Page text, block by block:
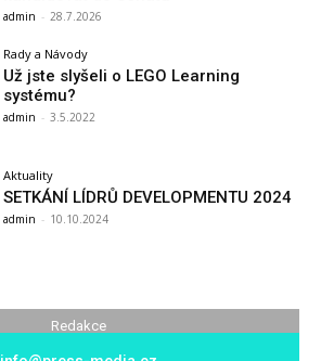
admin - 28.7.2026
Rady a Návody
Už jste slyšeli o LEGO Learning
systému?
admin - 3.5.2022
Aktuality
SETKÁNÍ LÍDRŮ DEVELOPMENTU 2024
admin - 10.10.2024
Redakce